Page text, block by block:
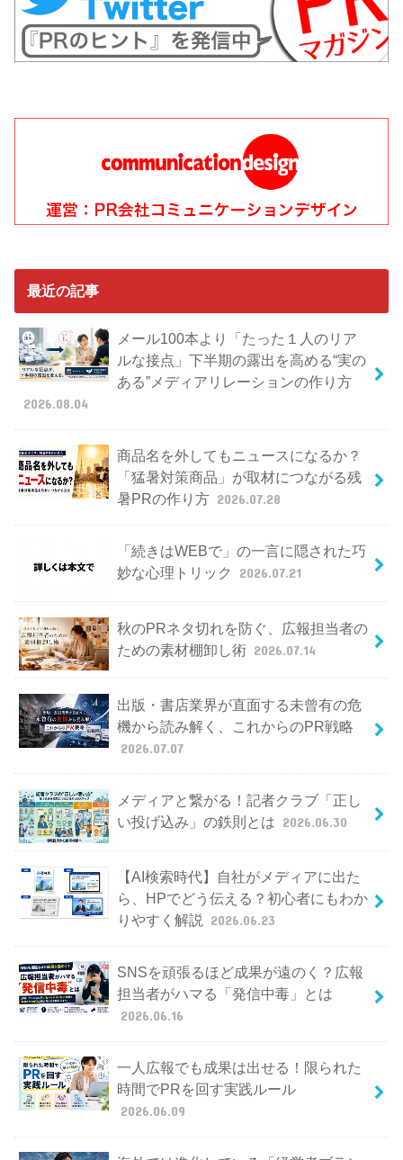
最近の記事
メール100本より「たった１人のリア
ルな接点」下半期の露出を高める“実の
ある”メディアリレーションの作り方
2026.08.04
商品名を外してもニュースになるか？
「猛暑対策商品」が取材につながる残
暑PRの作り方 2026.07.28
「続きはWEBで」の一言に隠された巧
妙な心理トリック
2026.07.21
秋のPRネタ切れを防ぐ、広報担当者の
ための素材棚卸し術 2026.07.14
出版・書店業界が直面する未曾有の危
機から読み解く、これからのPR戦略
2026.07.07
メディアと繋がる！記者クラブ「正し
い投げ込み」の鉄則とは 2026.06.30
【AI検索時代】自社がメディアに出た
ら、HPでどう伝える？初心者にもわか
りやすく解説
2026.06.23
SNSを頑張るほど成果が遠のく？広報
担当者がハマる「発信中毒」とは
2026.06.16
一人広報でも成果は出せる！限られた
時間でPRを回す実践ルール
2026.06.09